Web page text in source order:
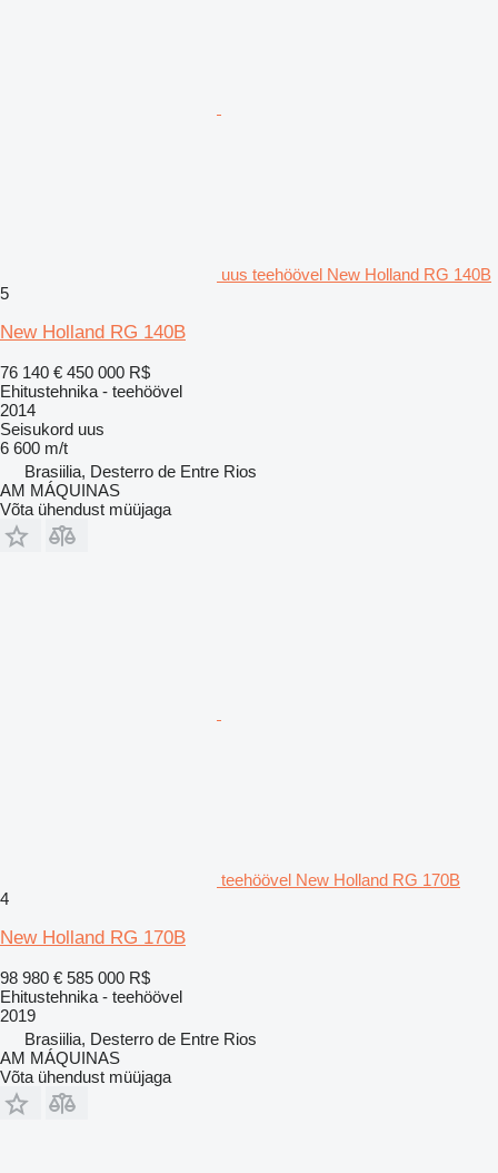
uus teehöövel New Holland RG 140B
5
New Holland RG 140B
76 140 € 450 000 R$
Ehitustehnika - teehöövel
2014
Seisukord uus
6 600 m/t
Brasiilia, Desterro de Entre Rios
AM MÁQUINAS
Võta ühendust müüjaga
teehöövel New Holland RG 170B
4
New Holland RG 170B
98 980 € 585 000 R$
Ehitustehnika - teehöövel
2019
Brasiilia, Desterro de Entre Rios
AM MÁQUINAS
Võta ühendust müüjaga